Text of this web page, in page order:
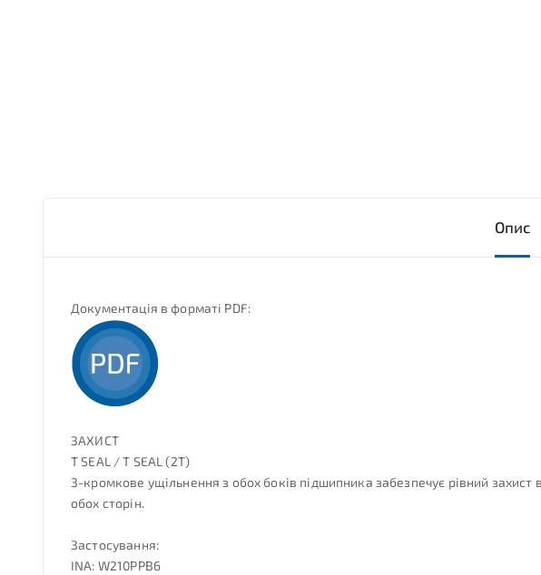
Опис
Документація в форматі PDF:
ЗАХИСТ
T SEAL / T SEAL (2T)
3-кромкове ущільнення з обох боків підшипника забезпечує рівний
обох сторін.
Застосування:
INA: W210PPB6